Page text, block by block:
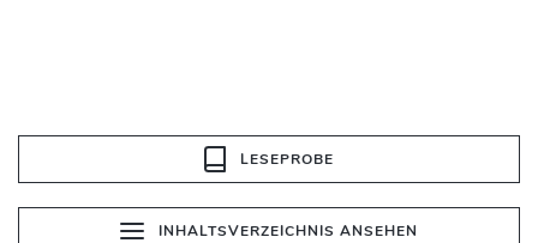
LESEPROBE
INHALTSVERZEICHNIS ANSEHEN